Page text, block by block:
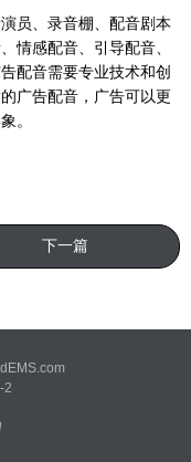
员、录音棚、配音剧本
情感配音、引导配音、
配音需要专业技术和创
广告配音，广告可以更
。
下一篇
2